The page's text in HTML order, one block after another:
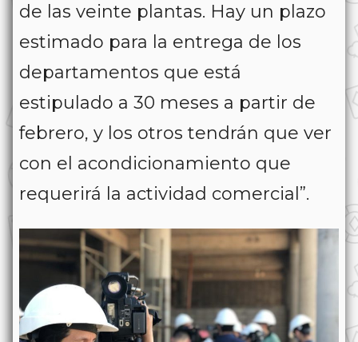
de las veinte plantas. Hay un plazo
estimado para la entrega de los
departamentos que está
estipulado a 30 meses a partir de
febrero, y los otros tendrán que ver
con el acondicionamiento que
requerirá la actividad comercial”.